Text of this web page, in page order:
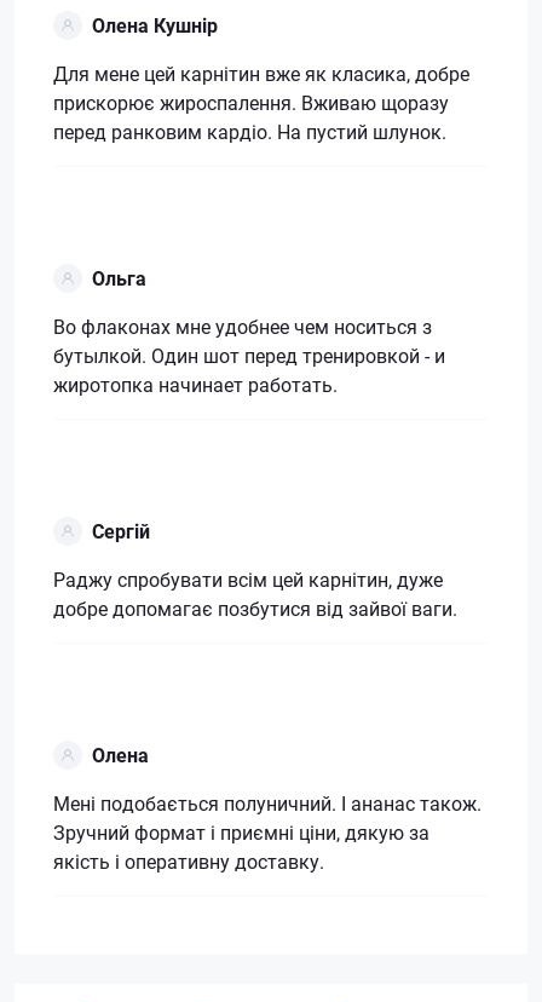
Олена Кушнір
Для мене цей карнітин вже як класика, добре
прискорює жироспалення. Вживаю щоразу
перед ранковим кардіо. На пустий шлунок.
Ольга
Во флаконах мне удобнее чем носиться з
бутылкой. Один шот перед тренировкой - и
жиротопка начинает работать.
Сергій
Раджу спробувати всім цей карнітин, дуже
добре допомагає позбутися від зайвої ваги.
Олена
Мені подобається полуничний. І ананас також.
Зручний формат і приємні ціни, дякую за
якість і оперативну доставку.